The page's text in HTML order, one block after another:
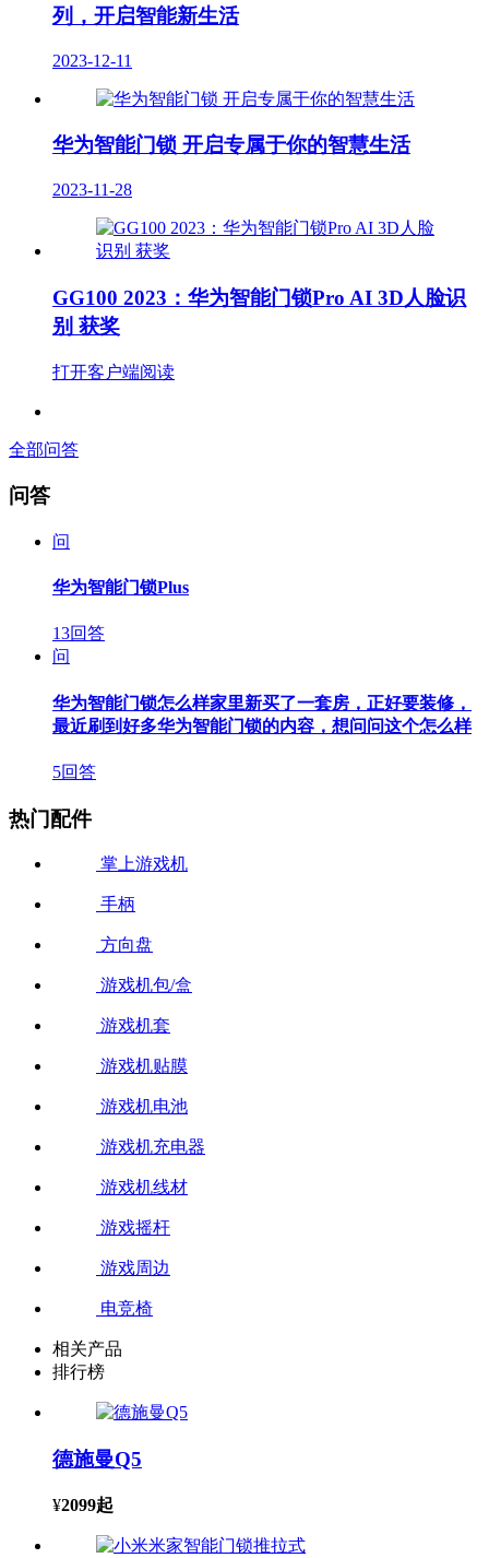
列，开启智能新生活
2023-12-11
华为智能门锁 开启专属于你的智慧生活
2023-11-28
GG100 2023：华为智能门锁Pro AI 3D人脸识
别 获奖
打开客户端阅读
全部问答
问答
问
华为智能门锁Plus
13回答
问
华为智能门锁怎么样家里新买了一套房，正好要装修，
最近刷到好多华为智能门锁的内容，想问问这个怎么样
5回答
热门配件
掌上游戏机
手柄
方向盘
游戏机包/盒
游戏机套
游戏机贴膜
游戏机电池
游戏机充电器
游戏机线材
游戏摇杆
游戏周边
电竞椅
相关产品
排行榜
德施曼Q5
¥2099起